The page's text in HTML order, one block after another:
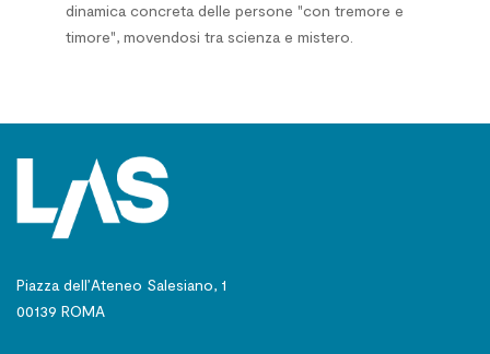
dinamica concreta delle persone "con tremore e
timore", movendosi tra scienza e mistero.
Piazza dell’Ateneo Salesiano, 1
00139 ROMA